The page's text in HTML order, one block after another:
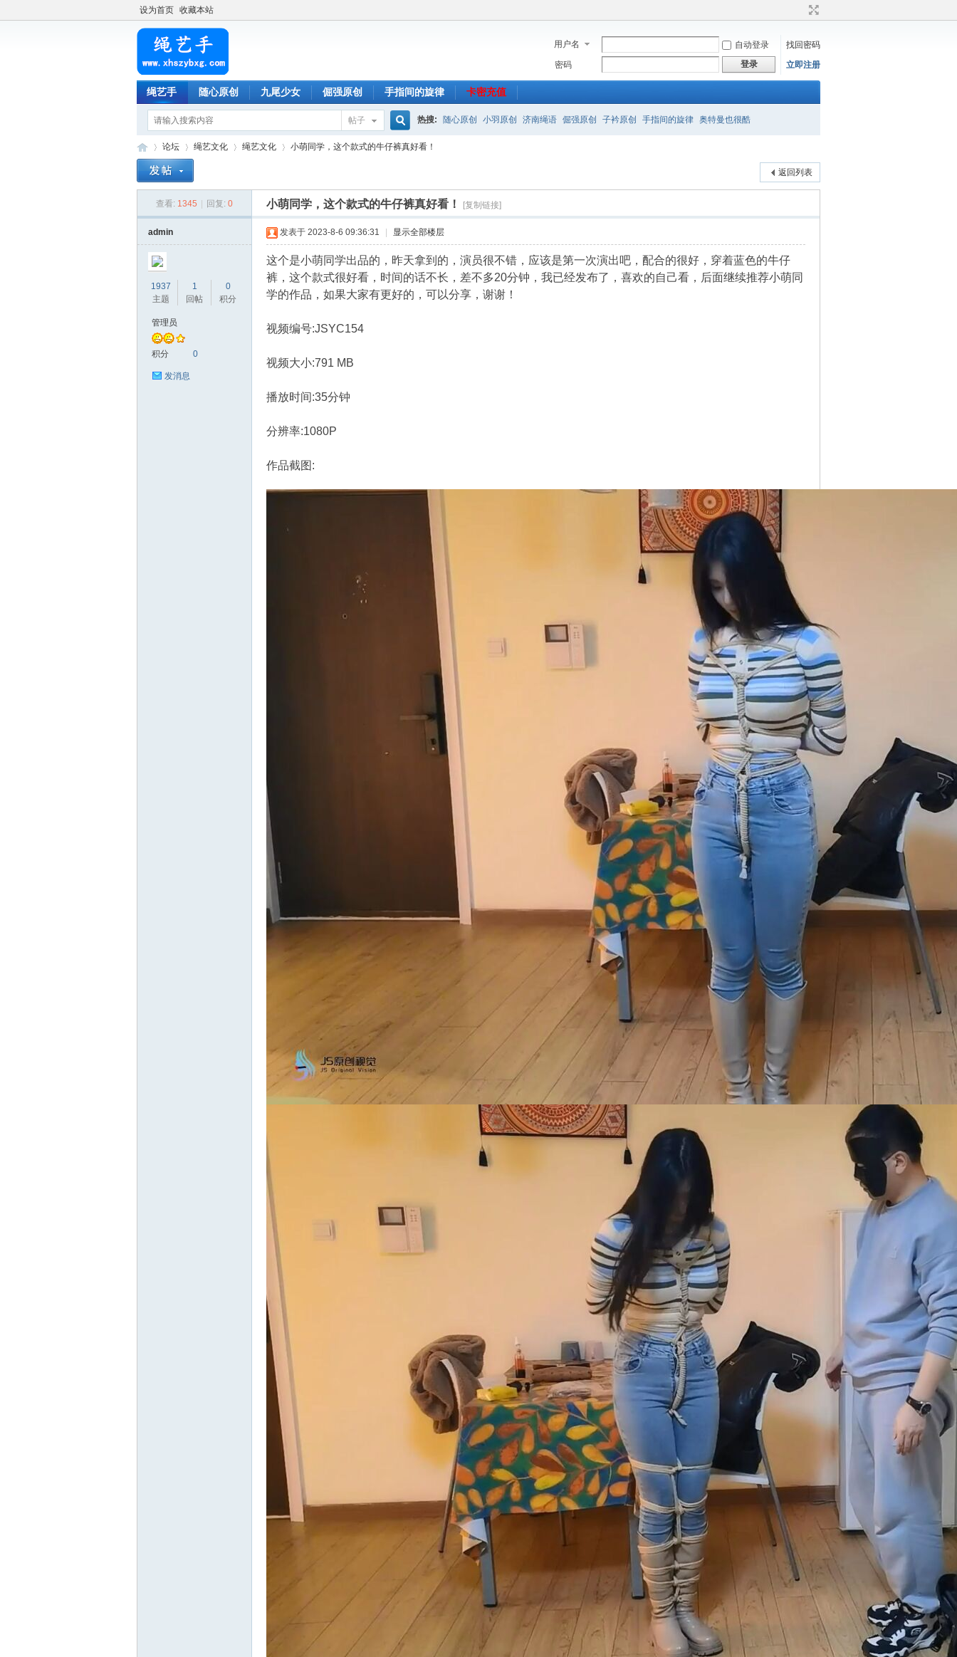
设为首页 收藏本站
用户名 自动登录
找回密码
密码
登录 立即注册
绳艺手 随心原创 九尾少女 倔强原创 手指间的旋律 卡密充值
帖子
搜
索
热搜: 随心原创 小羽原创 济南绳语 倔强原创 子衿原创 手指间的旋律 奥特曼也很酷
论坛
›
绳艺文化
›
绳艺文化
›
小萌同学，这个款式的牛仔裤真好看！
返回列表
查看: 1345 回复: 0 小萌同学，这个款式的牛仔裤真好看！ [复制链接]
admin
1937
主题
1
回帖
0
积分
管理员
积分 0
发消息
发表于 2023-8-6 09:36:31 显示全部楼层
这个是小萌同学出品的，昨天拿到的，演员很不错，应该是第一次演出吧，配合的很好，穿着蓝色的牛仔
裤，这个款式很好看，时间的话不长，差不多20分钟，我已经发布了，喜欢的自己看，后面继续推荐小萌同
学的作品，如果大家有更好的，可以分享，谢谢！
视频编号:JSYC154
视频大小:791 MB
播放时间:35分钟
分辨率:1080P
作品截图: